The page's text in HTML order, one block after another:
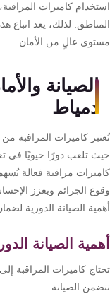
كاميرات
لذلك، يعد اتباع
عالٍ من الأمان.
الصيانة
دمياط
كاميرات المراقبة من
تلعب دورًا حيويًا في
مراقبة فعالة
الجرائم ويعزز
الصيانة الدورية
الصيانة
كاميرات المراقبة
الصيانة: